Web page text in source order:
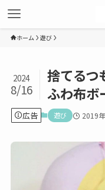
ホーム 遊び
捨てるつ
ふわ布ボ
2024
8/16
広告 遊び 2019